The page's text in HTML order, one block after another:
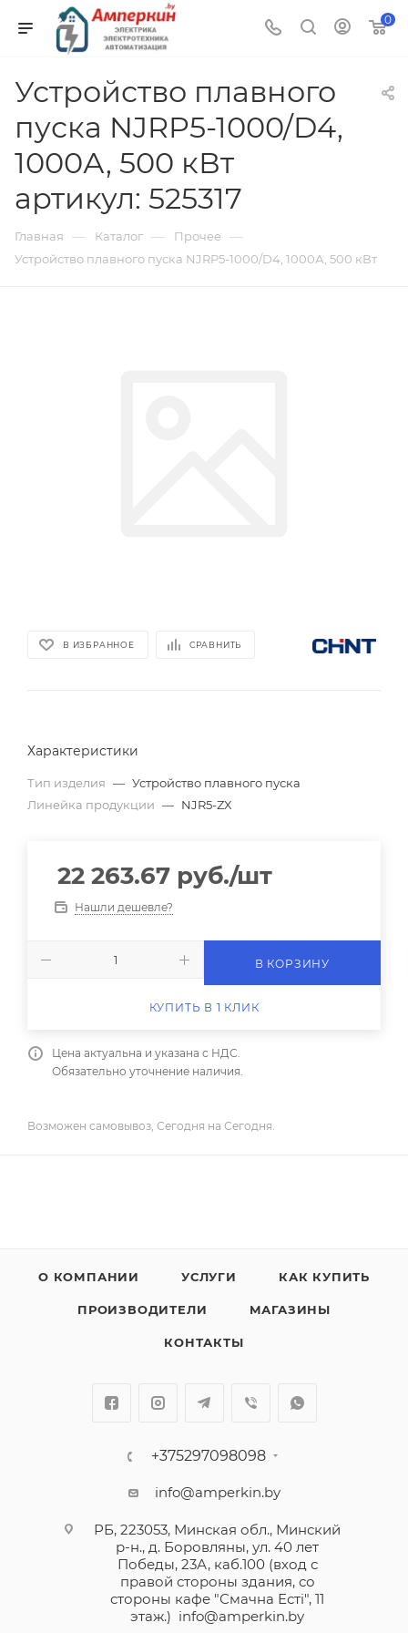
0
Устройство плавного
пуска NJRP5-1000/D4,
1000А, 500 кВт
артикул: 525317
Главная — Каталог — Прочее —
Устройство плавного пуска NJRP5-1000/D4, 1000А, 500 кВт
В ИЗБРАННОЕ СРАВНИТЬ
Характеристики
Тип изделия — Устройство плавного пуска
Линейка продукции — NJR5-ZX
22 263.67 руб./шт
Нашли дешевле?
В КОРЗИНУ
КУПИТЬ В 1 КЛИК
Цена актуальна и указана с НДС.
Обязательно уточнение наличия.
Возможен самовывоз, Сегодня на Сегодня.
О КОМПАНИИ УСЛУГИ КАК КУПИТЬ
ПРОИЗВОДИТЕЛИ МАГАЗИНЫ
КОНТАКТЫ
+375297098098
info@amperkin.by
РБ, 223053, Минская обл., Минский
р-н., д. Боровляны, ул. 40 лет
Победы, 23А, каб.100 (вход с
правой стороны здания, со
стороны кафе "Смачна Естi", 11
этаж.) info@amperkin.by